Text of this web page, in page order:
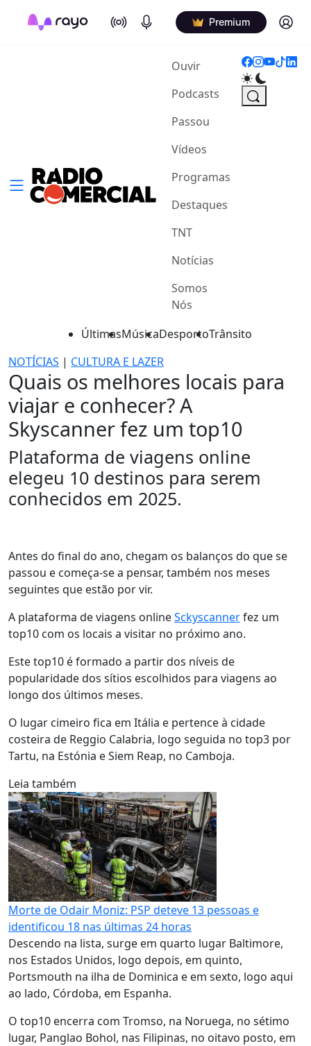
On Air Podcasts Premium Log in
Ouvir(current)
Podcasts
Passou
Vídeos
Programas
Destaques
TNT
Notícias
Somos
Nós
ÚltimasMúsicaDesportoTrânsito
NOTÍCIAS | CULTURA E LAZER
Quais os melhores locais para
viajar e conhecer? A
Skyscanner fez um top10
Plataforma de viagens online
elegeu 10 destinos para serem
conhecidos em 2025.
Antes do final do ano, chegam os balanços do que se
passou e começa-se a pensar, também nos meses
seguintes que estão por vir.
A plataforma de viagens onlineSckyscannerfez um
top10 com os locais a visitar no próximo ano.
Este top10 é formado a partir dos níveis de
popularidade dos sítios escolhidos para viagens ao
longo dos últimos meses.
O lugar cimeiro fica em Itália e pertence à cidade
costeira de Reggio Calabria, logo seguida no top3 por
Tartu, na Estónia e Siem Reap, no Camboja.
Leia também
Morte de Odair Moniz: PSP deteve 13 pessoas e
identificou 18 nas últimas 24 horas
Descendo na lista, surge em quarto lugar Baltimore,
nos Estados Unidos, logo depois, em quinto,
Portsmouth na ilha de Dominica e em sexto, logo aqui
ao lado, Córdoba, em Espanha.
O top10 encerra com Tromso, na Noruega, no sétimo
lugar, Panglao Bohol, nas Filipinas, no oitavo posto, em